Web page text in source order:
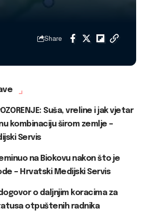
Share
Suša, vreline i jak vjetar
kombinaciju širom zemlje –
Servis
na Biokovu nakon što je
– Hrvatski Medijski Servis
o daljnjim koracima za
otpuštenih radnika